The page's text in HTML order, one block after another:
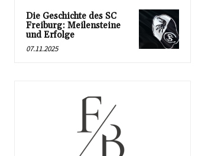
Die Geschichte des SC
Freiburg: Meilensteine
und Erfolge
07.11.2025